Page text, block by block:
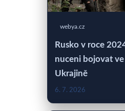
webya.cz
Rusko v roce
nuceni bojovat ve
Ukrajině
6. 7. 2026